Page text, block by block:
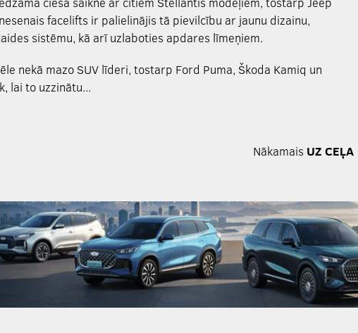
facelifts ir palielinājis tā pievilcību ar jaunu dizainu,
sistēmu, kā arī uzlaboties apdares līmeņiem.
nekā mazo SUV līderi, tostarp Ford Puma, Škoda Kamiq un
lai to uzzinātu...
Nākamais UZ CEĻA